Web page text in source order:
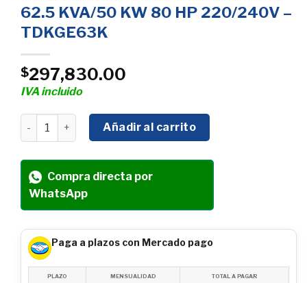
62.5 KVA/50 KW 80 HP 220/240V –
TDKGE63K
$297,830.00
IVA incluido
GENERADOR ESTACIONARIO TDK 62.5 KVA/50 KW 80
Añadir al carrito
Compra directa por
WhatsApp
Paga a plazos con Mercado pago
PLAZO MENSUALIDAD TOTAL A PAGAR